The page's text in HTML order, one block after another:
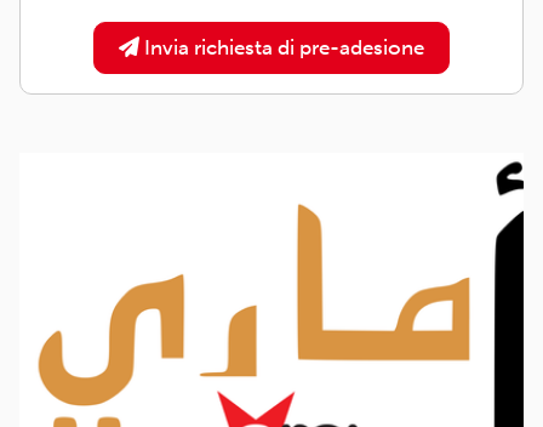
Invia richiesta di pre-adesione